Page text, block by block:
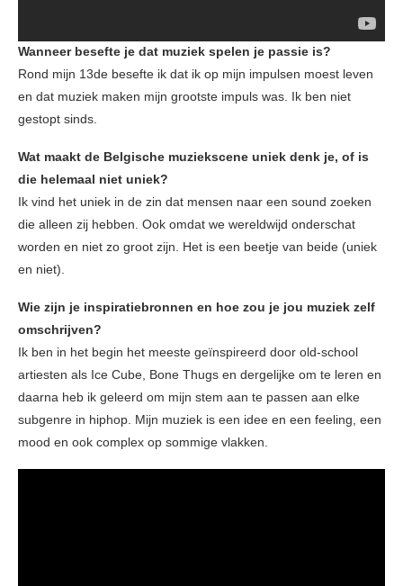
Wanneer besefte je dat muziek spelen je passie is?
Rond mijn 13de besefte ik dat ik op mijn impulsen moest leven
en dat muziek maken mijn grootste impuls was. Ik ben niet
gestopt sinds.
Wat maakt de Belgische muziekscene uniek denk je, of is
die helemaal niet uniek?
Ik vind het uniek in de zin dat mensen naar een sound zoeken
die alleen zij hebben. Ook omdat we wereldwijd onderschat
worden en niet zo groot zijn. Het is een beetje van beide (uniek
en niet).
Wie zijn je inspiratiebronnen en hoe zou je jou muziek zelf
omschrijven?
Ik ben in het begin het meeste geïnspireerd door old-school
artiesten als Ice Cube, Bone Thugs en dergelijke om te leren en
daarna heb ik geleerd om mijn stem aan te passen aan elke
subgenre in hiphop. Mijn muziek is een idee en een feeling, een
mood en ook complex op sommige vlakken.